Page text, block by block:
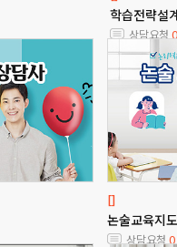
학습전략설
상담요청 0
[]
논술교육지
상담요청 0